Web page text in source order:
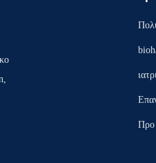
Προ